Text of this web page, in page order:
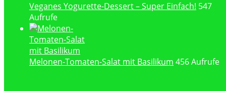
Veganes Yogurette-Dessert – Super Einfach! 547
Aufrufe
Melonen-Tomaten-Salat mit Basilikum 456 Aufrufe